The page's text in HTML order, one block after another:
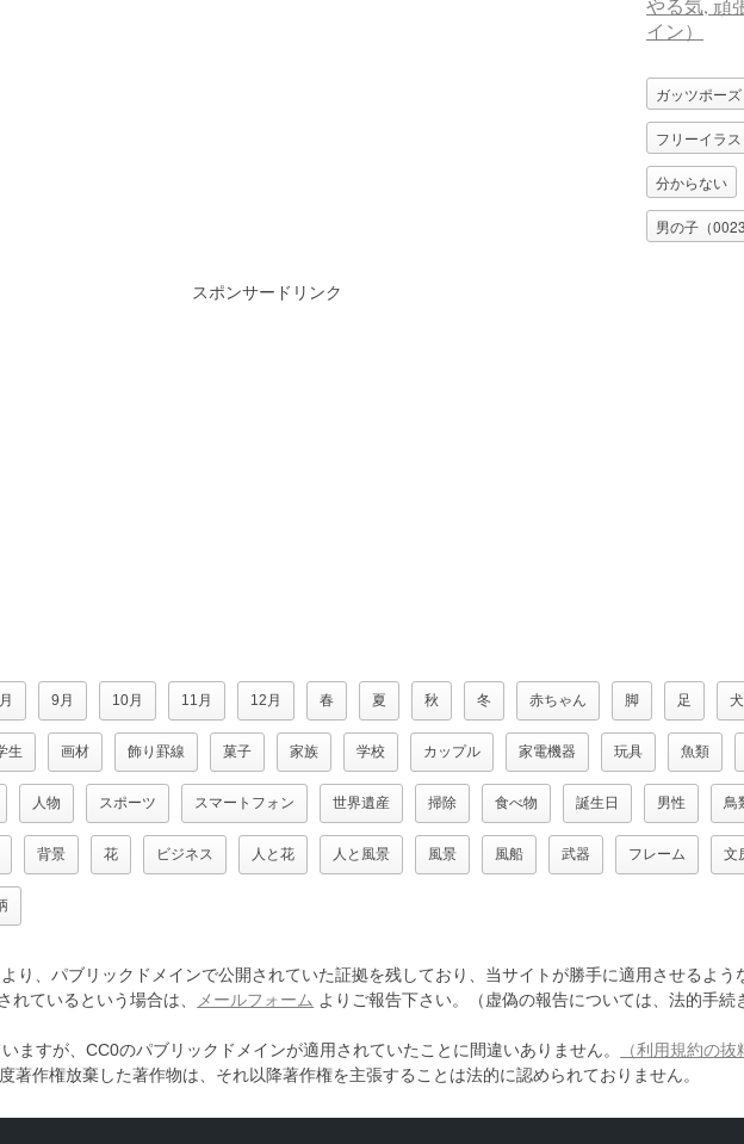
ガッツポーズ
フリーイラス
分からない
男の子（
スポンサードリンク
9月 10月 11月 12月 春 夏 秋 冬 赤ちゃん 脚 足 犬
生 画材 飾り罫線 菓子 家族 学校 カップル 家電機器 玩具 魚類
人物 スポーツ スマートフォン 世界遺産 掃除 食べ物 誕生日 男性 鳥
背景 花 ビジネス 人と花 人と風景 風景 風船 武器 フレーム 文
り、パブリックドメインで公開されていた証拠を残しており、当サイトが勝手に適用させるよう
ているという場合は、
メールフォーム よりご報告下さい。（虚偽の報告については、法的手続
ますが、CC0のパブリックドメインが適用されていたことに間違いありません。 （利用規約の抜
作権放棄した著作物は、それ以降著作権を主張することは法的に認められておりません。